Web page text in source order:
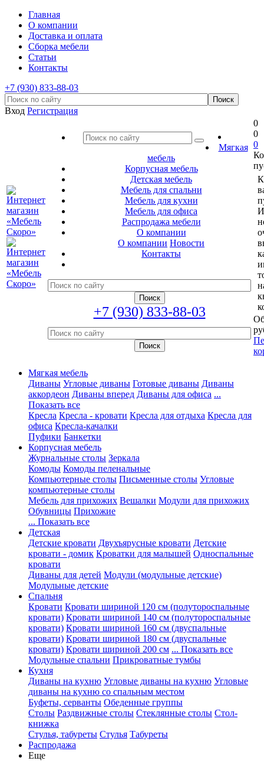
Главная
О компании
Доставка и оплата
Сборка мебели
Статьи
Контакты
+7 (930) 833-88-03
Вход Регистрация
Мягкая
мебель
Корпусная мебель
Детская мебель
Мебель для спальни
Мебель для кухни
Мебель для офиса
Распродажа мебели
О компании
О компании Новости
Контакты
+7 (930) 833-88-03
0
0
0
Мягкая мебель
Диваны Угловые диваны Готовые диваны Диваны
аккордеон Диваны вперед Диваны для офиса ...
Показать все
Кресла Кресла - кровати Кресла для отдыха Кресла для
офиса Кресла-качалки
Пуфики Банкетки
Корпусная мебель
Журнальные столы Зеркала
Комоды Комоды пеленальные
Компьютерные столы Письменные столы Угловые
компьютерные столы
Мебель для прихожих Вешалки Модули для прихожих
Обувницы Прихожие
... Показать все
Детская
Детские кровати Двухъярусные кровати Детские
кровати - домик Кроватки для малышей Односпальные
кровати
Диваны для детей Модули (модульные детские)
Модульные детские
Спальня
Кровати Кровати шириной 120 см (полутороспальные
кровати) Кровати шириной 140 см (полутороспальные
кровати) Кровати шириной 160 см (двуспальные
кровати) Кровати шириной 180 см (двуспальные
кровати) Кровати шириной 200 см ... Показать все
Модульные спальни Прикроватные тумбы
Кухня
Диваны на кухню Угловые диваны на кухню Угловые
диваны на кухню со спальным местом
Буфеты, серванты Обеденные группы
Столы Раздвижные столы Стеклянные столы Стол-
книжка
Стулья, табуреты Стулья Табуреты
Распродажа
Еще